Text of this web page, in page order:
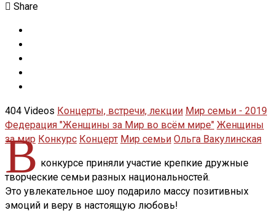
Share
404 Videos Концерты, встречи, лекции Мир семьи - 2019
Федерация "Женщины за Мир во всём мире" Женщины
за мир Конкурс Концерт Мир семьи Ольга Вакулинская
В конкурсе приняли участие крепкие дружные
творческие семьи разных национальностей.
Это увлекательное шоу подарило массу позитивных
эмоций и веру в настоящую любовь!